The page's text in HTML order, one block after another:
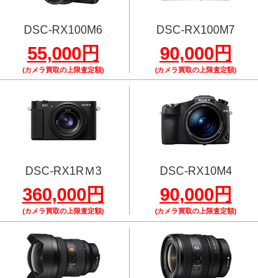
DSC-RX100M6
55,000円
(カメラ買取の上限査定額)
DSC-RX100M7
90,000円
(カメラ買取の上限査定額)
DSC-RX1RＭ3
360,000円
(カメラ買取の上限査定額)
DSC-RX10M4
90,000円
(カメラ買取の上限査定額)